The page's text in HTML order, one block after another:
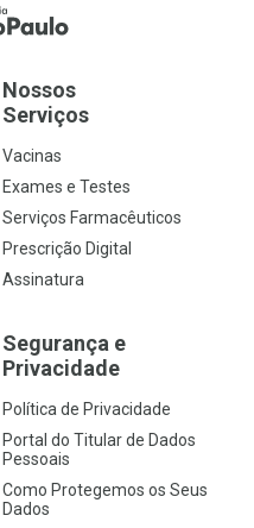
Nossos
Serviços
Vacinas
Exames e Testes
Serviços Farmacêuticos
Prescrição Digital
Assinatura
Segurança e
Privacidade
Política de Privacidade
Portal do Titular de Dados
Pessoais
Como Protegemos os Seus
Dados